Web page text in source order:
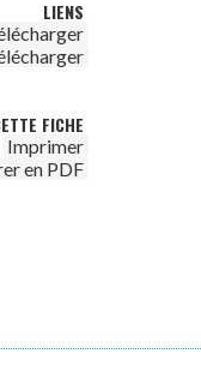
LIENS
FICHE
Imprimer
en PDF